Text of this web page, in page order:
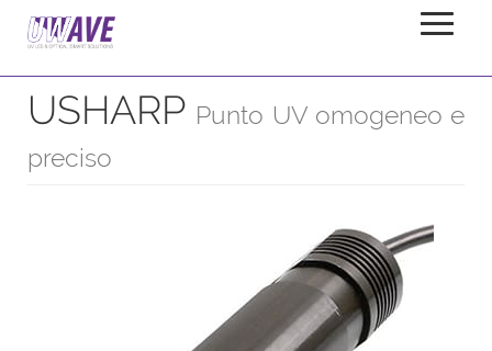
Casa Prodotti
USHARP Punto UV omogeneo e
preciso